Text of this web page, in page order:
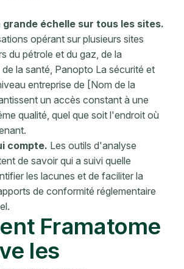
grande échelle sur tous les sites.
opérant sur plusieurs sites
du pétrole et du gaz, de la
la santé, Panopto La sécurité et
entreprise de [Nom de la
un accès constant à une
qualité, quel que soit l'endroit où
compte. Les outils d'analyse
de savoir qui a suivi quelle
les lacunes et de faciliter la
de conformité réglementaire
Framatome
les